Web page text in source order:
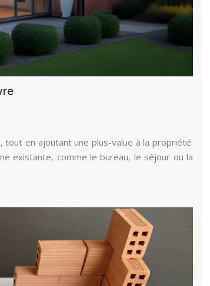
tout en ajoutant une plus-value à la propriété.
existante, comme le bureau, le séjour ou la